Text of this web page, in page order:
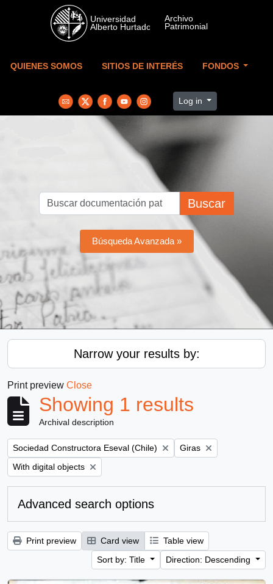
Skip to main content
QUIENES SOMOS SITIOS DE INTERÉS FONDOS
Log in
Buscar
Búsqueda Avanzada »
Narrow your results by:
Print preview Close
Showing 1 results
Archival description
Remove filter:
Sociedad Constructora Eseval (Chile) Remove filter:
Giras
Remove filter:
With digital objects
Advanced search options
Print preview Card view
Table view
Sort by: Title
Direction: Descending